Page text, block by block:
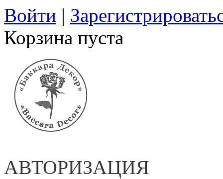
Войти |
Корзина пуста
АВТОРИЗАЦИЯ